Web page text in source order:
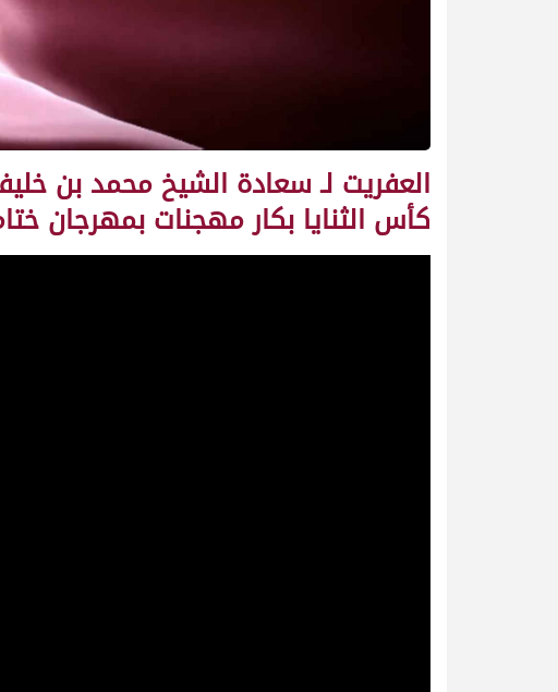
العفريت لـ سعادة الشيخ محمد بن
كأس الثنايا بكار مهجنات بمهرجان ختامي المرموم 1993